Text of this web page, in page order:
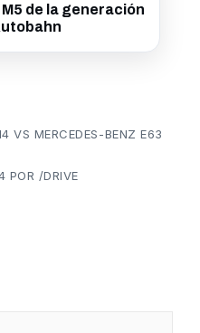
de la generación
VS MERCEDES-BENZ E63
POR /DRIVE